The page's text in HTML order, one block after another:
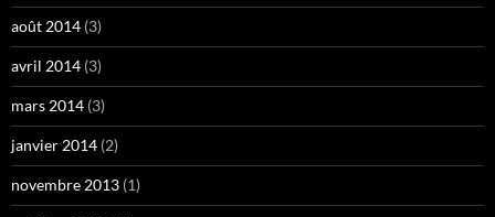
août 2014 (3)
avril 2014 (3)
mars 2014 (3)
janvier 2014 (2)
novembre 2013 (1)